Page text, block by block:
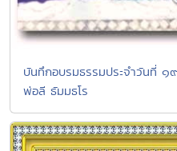
บันทึกอบรมธรรมประจำวันที่
พ่อลี ธัมมธโร